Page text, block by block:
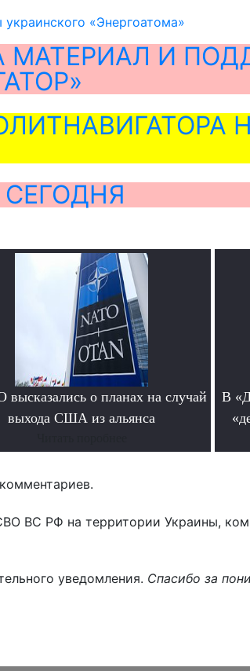
«Энергоатома»
МАТЕРИАЛ И
о планах на случай
выхода США из альянса
В
ВС РФ на территории Украины,
уведомления. Спасибо за